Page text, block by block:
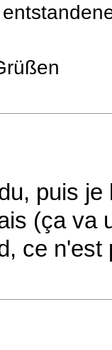
puis
(ça va
ce